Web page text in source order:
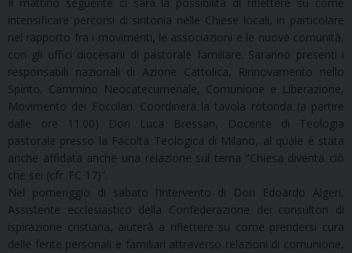
intensificare percorsi di sintonia nelle Chiese locali, in particolare
nel rapporto fra i movimenti, le associazioni e le nuove comunità,
con gli uffici diocesani di pastorale familiare. Saranno presenti i
responsabili nazionali di Azione Cattolica, Rinnovamento nello
Spirito, Cammino Neocatecumenale, Comunione e Liberazione,
Movimento dei Focolari. Coordinerà la tavola rotonda (a partire
dalle ore 11.00) Don Luca Bressan, Docente di Teologia
pastorale presso la Facoltà Teologica di Milano, al quale è stata
anche affidata anche una relazione sul tema “Chiesa diventa ciò
che sei (cfr. FC 17)”.
Nel pomeriggio di sabato l’intervento di Don Edoardo Algeri,
Assistente ecclesiastico della Confederazione dei consultori di
ispirazione cristiana, aiuterà a riflettere su come prendersi cura
delle ferite personali e familiari attraverso relazioni di comunione,